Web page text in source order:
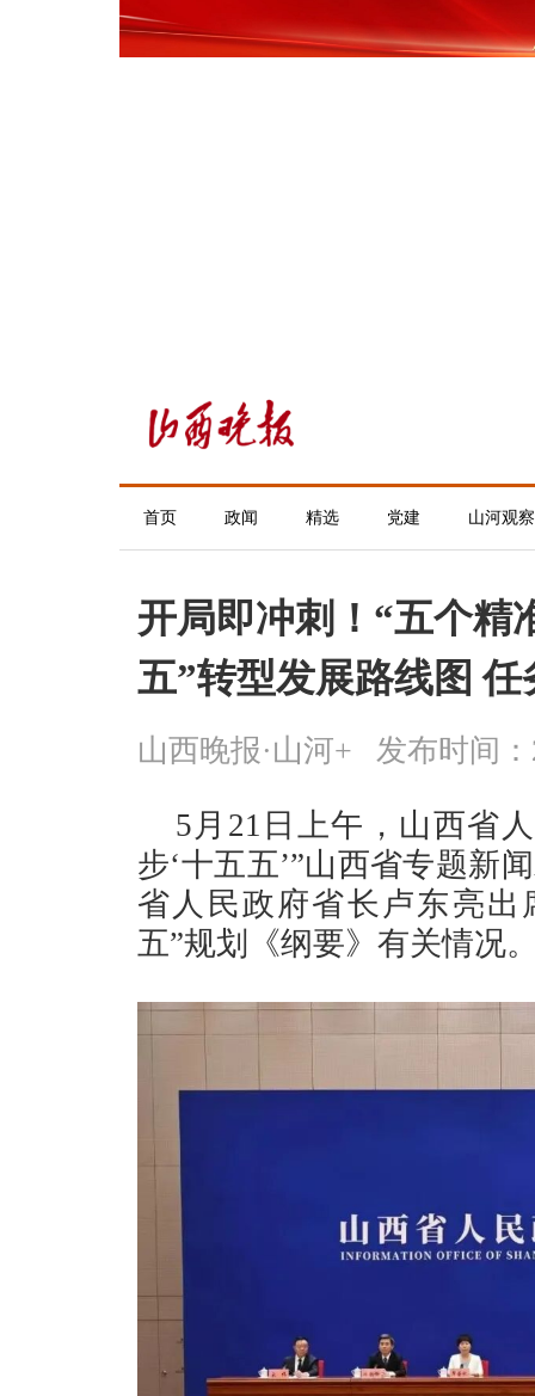
首页 政闻 精选 党建 山河观察
开局即冲刺！“五个精
五”转型发展路线图 任
山西晚报·山河+ 发布时间：
5月21日上午，山西省
步‘十五五’”山西省专题新
省人民政府省长卢东亮
五”规划《纲要》有关情况